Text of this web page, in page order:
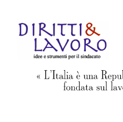
Diritti & Lavoro